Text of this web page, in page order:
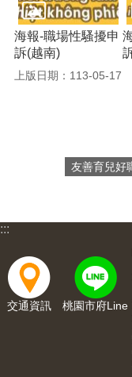
站
網
站
安
策
政
府
網
站
海報-職場性騷擾申
訴(越南)
上版日期：113-05-17
友善育兒好
:::
交通資訊 桃園市府Line